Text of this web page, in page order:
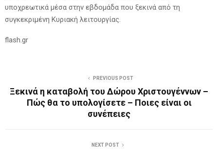
υποχρεωτικά μέσα στην εβδομάδα που ξεκινά από τη
συγκεκριμένη Κυριακή λειτουργίας.
flash.gr
PREVIOUS POST
Ξεκινά η καταβολή του Δώρου Χριστουγέννων –
Πώς θα το υπολογίσετε – Ποιες είναι οι
συνέπειες
NEXT POST